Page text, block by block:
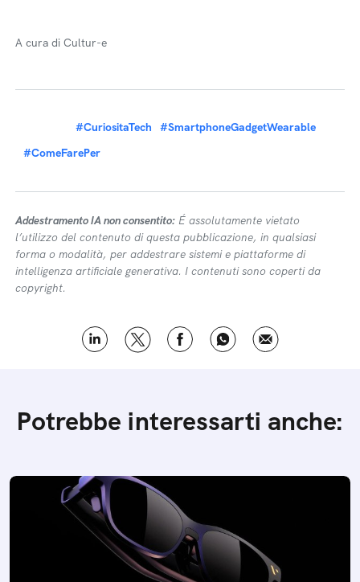
A cura di Cultur-e
#CuriositaTech
#SmartphoneGadgetWearable
#ComeFarePer
Addestramento IA non consentito: É assolutamente vietato
l’utilizzo del contenuto di questa pubblicazione, in qualsiasi
forma o modalità, per addestrare sistemi e piattaforme di
intelligenza artificiale generativa. I contenuti sono coperti da
copyright.
Potrebbe interessarti anche: